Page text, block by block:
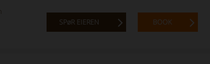
SPøR EIEREN BOOK